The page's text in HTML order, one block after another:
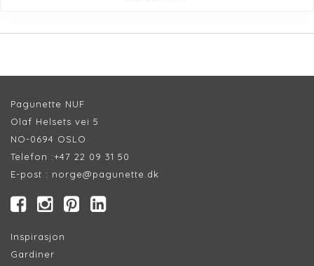
Pagunette NUF
Olaf Helsets vei 5
NO-0694 OSLO
Telefon :+47 22 09 31 50
E-post : norge@pagunette.dk
Inspirasjon
Gardiner